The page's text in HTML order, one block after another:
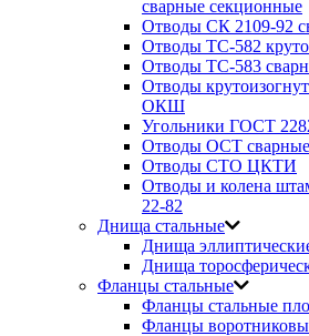
сварные секционные
Отводы СК 2109-92
Отводы ТС-582
Отводы ТС-583
Отводы
ОКШ
Угольники ГОСТ
Отводы ОСТ сварные
Отводы СТО ЦКТИ
Отводы и колена
22-82
Днища стальные
Днища
Днища
Фланцы стальные
Фланцы стальные
Фланцы